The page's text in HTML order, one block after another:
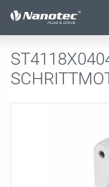
Aktive